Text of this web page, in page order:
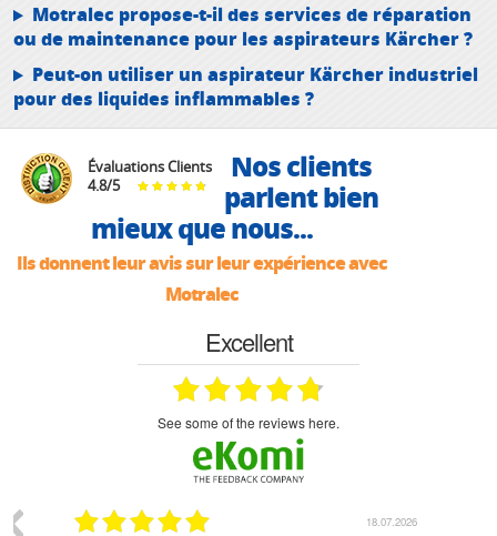
Motralec propose-t-il des services de réparation
ou de maintenance pour les aspirateurs Kärcher ?
Peut-on utiliser un aspirateur Kärcher industriel
pour des liquides inflammables ?
Évaluations Clients
4.8/5
Nos clients
parlent bien
mieux que nous...
Ils donnent leur avis sur leur expérience avec
Motralec
Excellent
see some of the reviews here.
18.07.2026